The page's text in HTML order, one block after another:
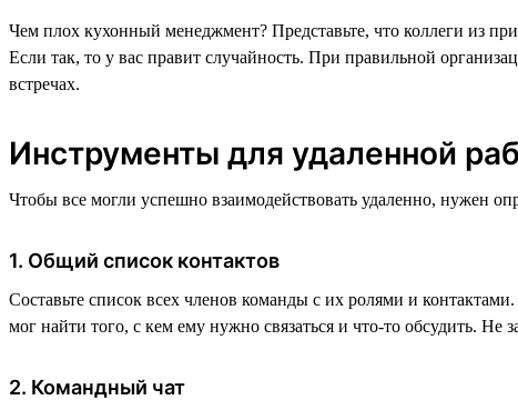
Чем плох кухонный менеджмент? Представьте, что коллеги из
Если так, то у вас правит случайность. При правильной
встречах.
Инструменты для удаленной
Чтобы все могли успешно взаимодействовать удаленно, нужен
1. Общий список контактов
Составьте список всех членов команды с их ролями и
мог найти того, с кем ему нужно связаться и что-то обсудить.
2. Командный чат